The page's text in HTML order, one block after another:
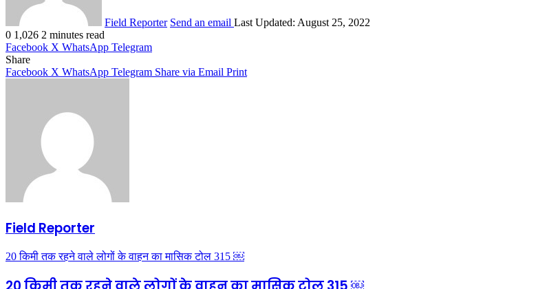
Field Reporter Send an email Last Updated: August 25, 2022
0 1,026 2 minutes read
Facebook X WhatsApp Telegram
Share
Facebook X WhatsApp Telegram Share via Email Print
Field Reporter
20 किमी तक रहने वाले लोगों के वाहन का मासिक टोल 315 ￼